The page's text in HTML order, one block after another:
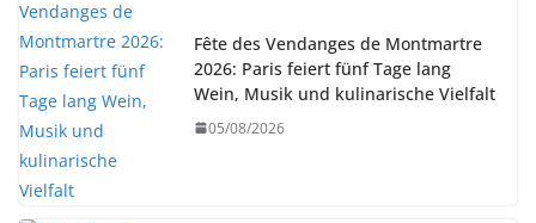
Fête des Vendanges de Montmartre
2026: Paris feiert fünf Tage lang
Wein, Musik und kulinarische Vielfalt
05/08/2026